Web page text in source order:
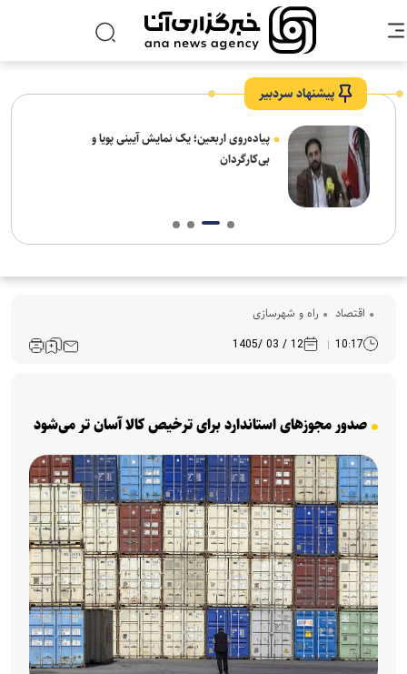
پیشنهاد سردبیر
پیاده‌روی اربعین؛ یک نمایش آیینی پویا و
بی‌کارگردان
اقتصاد راه و شهرسازی
10:17
12 / 03 /1405
صدور مجوزهای استاندارد برای ترخیص کالا آسان تر می‌شود